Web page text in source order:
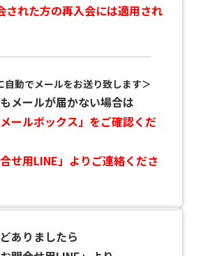
れた方の再入会には適用され
自動でメールをお送り致します＞
メールが届かない場合は
ールボックス」をご確認くだ
せ用LINE」よりご連絡くださ
ありましたら